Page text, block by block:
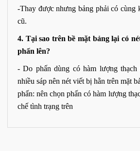
-Thay được nhưng bảng phải có cùng
cũ.
4. Tại sao trên bề mặt bảng lại có
phấn lên?
- Do phấn dùng có hàm lượng thạch
nhiều sáp nên nét viết bị hằn trên mặt
phấn: nên chọn phấn có hàm lượng
chế tình trạng trên